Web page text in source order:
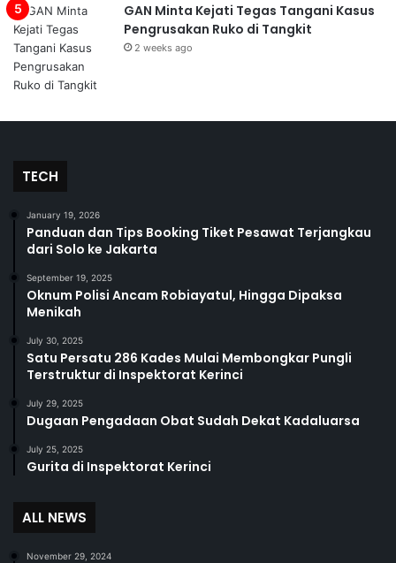
GAN Minta Kejati Tegas Tangani Kasus
Pengrusakan Ruko di Tangkit
2 weeks ago
TECH
January 19, 2026
Panduan dan Tips Booking Tiket Pesawat Terjangkau
dari Solo ke Jakarta
September 19, 2025
Oknum Polisi Ancam Robiayatul, Hingga Dipaksa
Menikah
July 30, 2025
Satu Persatu 286 Kades Mulai Membongkar Pungli
Terstruktur di Inspektorat Kerinci
July 29, 2025
Dugaan Pengadaan Obat Sudah Dekat Kadaluarsa
July 25, 2025
Gurita di Inspektorat Kerinci
ALL NEWS
November 29, 2024